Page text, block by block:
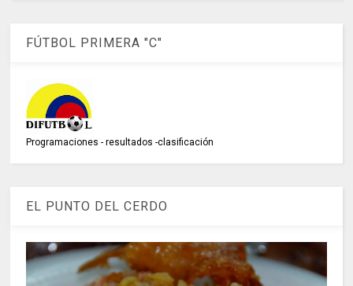
FÚTBOL PRIMERA "C"
Programaciones - resultados -clasificación
EL PUNTO DEL CERDO